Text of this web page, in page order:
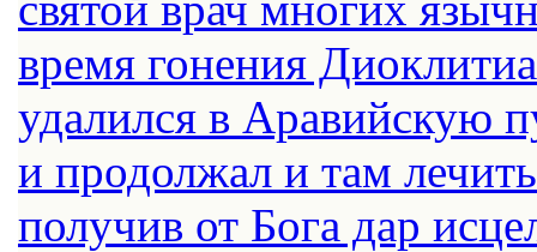
время гонения
удалился в Аравийскую
и продолжал и там
получив от Бога дар